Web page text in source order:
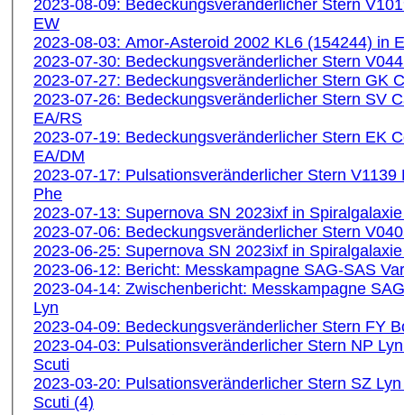
2023-08-09: Bedeckungsveränderlicher Stern
EW
2023-08-03: Amor-Asteroid 2002 KL6 (154244) in
2023-07-30: Bedeckungsveränderlicher Stern
2023-07-27: Bedeckungsveränderlicher Stern GK
2023-07-26: Bedeckungsveränderlicher Stern SV
EA/RS
2023-07-19: Bedeckungsveränderlicher Stern EK
EA/DM
2023-07-17: Pulsationsveränderlicher Stern V1139
Phe
2023-07-13: Supernova SN 2023ixf in
2023-07-06: Bedeckungsveränderlicher Stern
2023-06-25: Supernova SN 2023ixf in
2023-06-12: Bericht: Messkampagne SAG-SAS
2023-04-14: Zwischenbericht: Messkampagne
Lyn
2023-04-09: Bedeckungsveränderlicher Stern FY
2023-04-03: Pulsationsveränderlicher Stern NP
Scuti
2023-03-20: Pulsationsveränderlicher Stern SZ
Scuti (4)